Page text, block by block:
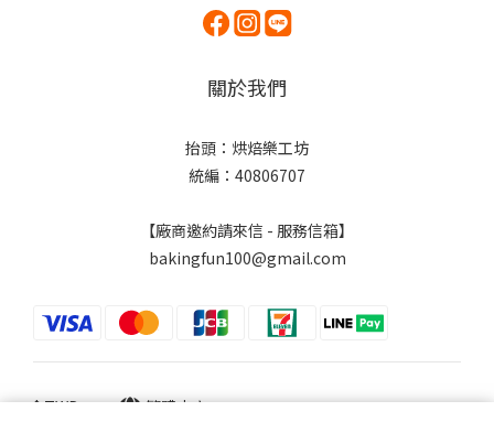
關於我們
抬頭：烘焙樂工坊
統編：40806707
【廠商邀約請來信 - 服務信箱】
bakingfun100@gmail.com
$TWD 繁體中文